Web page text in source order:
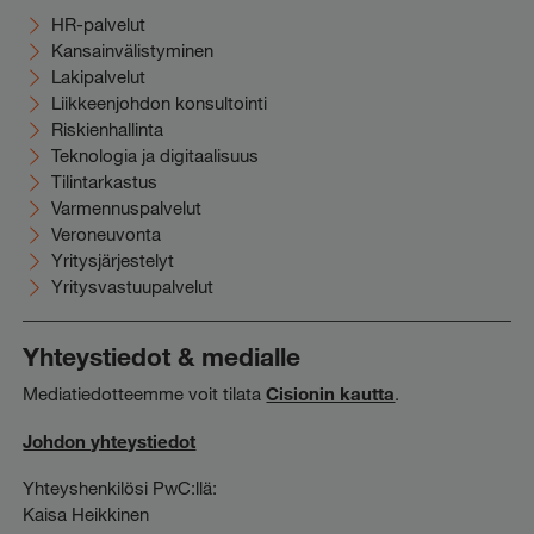
HR-palvelut
Kansainvälistyminen
Lakipalvelut
Liikkeenjohdon konsultointi
Riskienhallinta
Teknologia ja digitaalisuus
Tilintarkastus
Varmennuspalvelut
Veroneuvonta
Yritysjärjestelyt
Yritysvastuupalvelut
Yhteystiedot & medialle
Mediatiedotteemme voit tilataCisionin kautta.
Johdon yhteystiedot
Yhteyshenkilösi PwC:llä:
Kaisa Heikkinen